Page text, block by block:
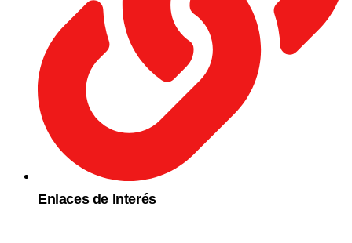
Enlaces de Interés